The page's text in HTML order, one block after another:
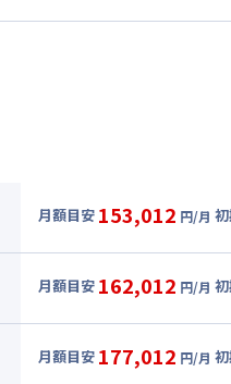
月額目安 153,012 円/月
108,000円/月 (3,600
光熱費他 : 40,920円/月
清掃料他 : 38,000円/回 (
月額目安 162,012 円/月
117,000円/月 (3,900
月額目安 177,012 円/月